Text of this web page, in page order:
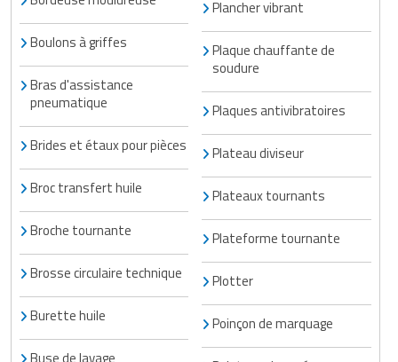
Boulons à griffes
Bras d'assistance
pneumatique
Brides et étaux pour pièces
Broc transfert huile
Broche tournante
Brosse circulaire technique
Burette huile
Buse de lavage
Plancher vibrant
Plaque chauffante de
soudure
Plaques antivibratoires
Plateau diviseur
Plateaux tournants
Plateforme tournante
Plotter
Poinçon de marquage